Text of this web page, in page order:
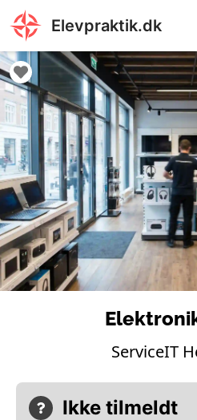
Elevpraktik.dk
ServiceIT
Ikke tilmeldt